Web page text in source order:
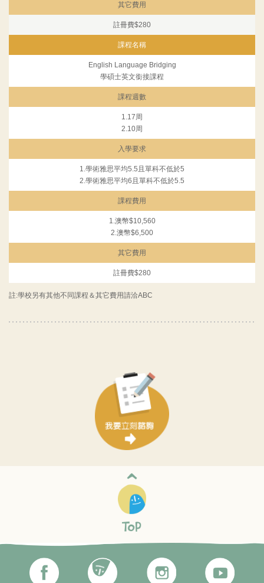
其它費用
註冊費$280
課程名稱
English Language Bridging
學碩士英文銜接課程
課程週數
1.17周
2.10周
入學要求
1.學術雅思平均5.5且單科不低於5
2.學術雅思平均6且單科不低於5.5
課程費用
1.澳幣$10,560
2.澳幣$6,500
其它費用
註冊費$280
註:學校另有其他不同課程＆其它費用請洽ABC